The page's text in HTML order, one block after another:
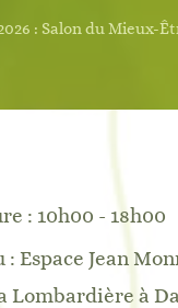
: Salon du Mieux-
: 10h00 - 18h00
: Espace Jean
Lombardière à